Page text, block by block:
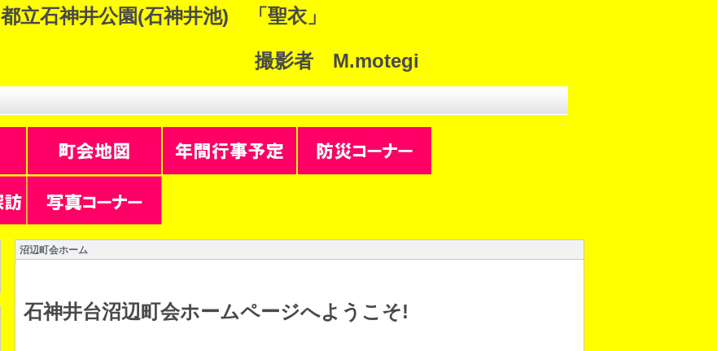
都立石神井公園(石神井池) 「聖衣」
撮影者 M.motegi
沼辺町会ホーム
石神井台沼辺町会ホームページへようこそ!